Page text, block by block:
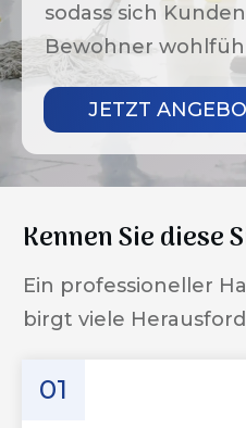
sodass sich
Bewohner
JETZT
Kennen Sie diese
Ein professioneller
birgt viele
01